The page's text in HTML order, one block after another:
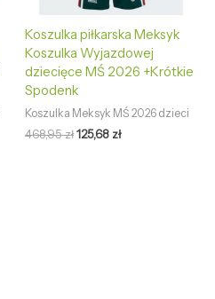
Koszulka piłkarska Meksyk
Koszulka Wyjazdowej
dziecięce MŚ 2026 +Krótkie
Spodenk
Koszulka Meksyk MŚ 2026 dzieci
468,95zł125,68 zł